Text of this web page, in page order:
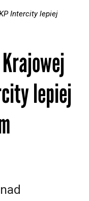
Intercity lepiej
lepiej